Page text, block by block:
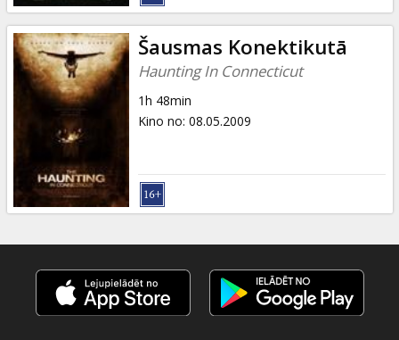
Šausmas Konektikutā
Haunting In Connecticut
1h 48min
Kino no: 08.05.2009